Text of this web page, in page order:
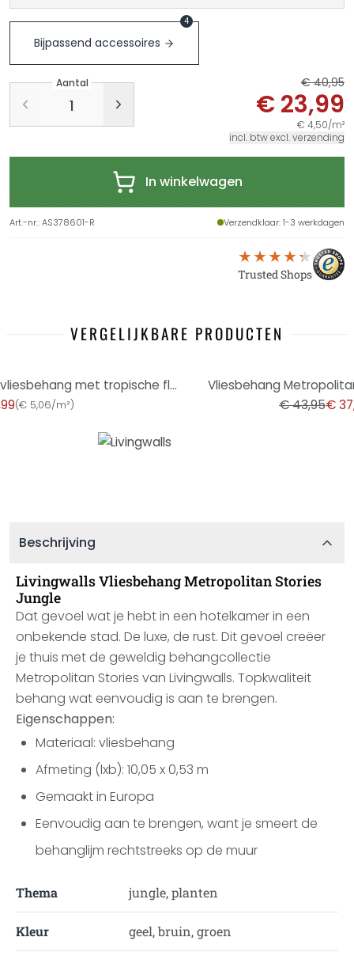
Bijpassend accessoires
4
Aantal € 40,95
€ 23,99
€ 4,50/m²
incl. btw excl. verzending
In winkelwagen
Art.-nr.:AS378601-R Verzendklaar: 1-3 werkdagen
Trusted Shops
VERGELIJKBARE PRODUCTEN
jungle behang in blauw-grijs - vliesbehang met tropische flair
(€ 5,06/m²)
Vliesbehang
€ 43,95€
Beschrijving
Livingwalls Vliesbehang Metropolitan Stories
Jungle
Dat gevoel wat je hebt in een hotelkamer in een
onbekende stad. De luxe, de rust. Dit gevoel creëer
je thuis met de geweldig behangcollectie
Metropolitan Stories van Livingwalls. Topkwaliteit
behang wat eenvoudig is aan te brengen.
Eigenschappen:
Materiaal: vliesbehang
Afmeting (lxb): 10,05 x 0,53 m
Gemaakt in Europa
Eenvoudig aan te brengen, want je smeert de
behanglijm rechtstreeks op de muur
Thema jungle, planten
Kleur geel, bruin, groen